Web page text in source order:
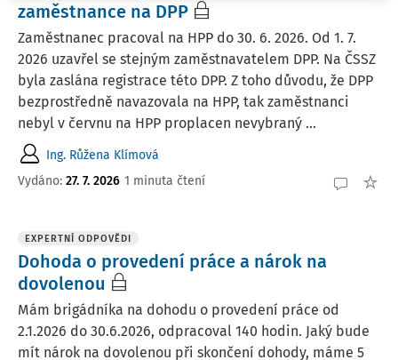
zaměstnance na DPP
Zaměstnanec pracoval na HPP do 30. 6. 2026. Od 1. 7.
2026 uzavřel se stejným zaměstnavatelem DPP. Na ČSSZ
byla zaslána registrace této DPP. Z toho důvodu, že DPP
bezprostředně navazovala na HPP, tak zaměstnanci
nebyl v červnu na HPP proplacen nevybraný ...
Ing. Růžena Klímová
Vydáno: 27. 7. 2026 1 minuta čtení
EXPERTNÍ ODPOVĚDI
Dohoda o provedení práce a nárok na
dovolenou
Mám brigádníka na dohodu o provedení práce od
2.1.2026 do 30.6.2026, odpracoval 140 hodin. Jaký bude
mít nárok na dovolenou při skončení dohody, máme 5